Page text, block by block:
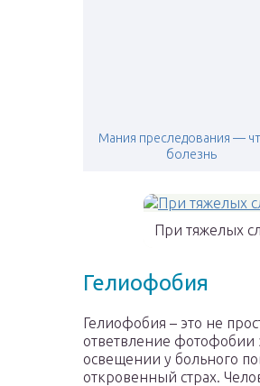
Мания преследования —
болезнь
При тяжелых
Гелиофобия
Гелиофобия – это не
ответвление фотофобии
освещении у больного
откровенный страх.